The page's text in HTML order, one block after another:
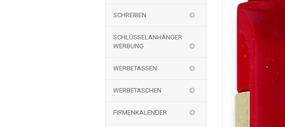
SCHREIBEN
SCHLÜSSELANHÄNGER
WERBUNG
WERBETASSEN
WERBETASCHEN
FIRMENKALENDER